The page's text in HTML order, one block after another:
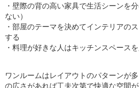
・壁際の背の高い家具で生活シーンを
ない）
・部屋のテーマを決めてインテリアの
する
・料理が好きな人はキッチンスペース
ワンルームはレイアウトのパターンが
の広さがあれば工夫次第で快適な空間